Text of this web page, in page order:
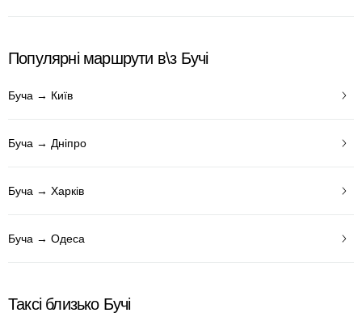
Популярні маршрути в\з Бучі
Буча → Київ
Буча → Дніпро
Буча → Харків
Буча → Одеса
Таксі близько Бучі